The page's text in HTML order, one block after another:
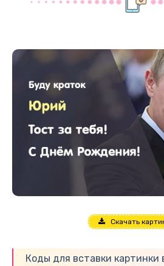
Скачать
Коды для вставки картинки